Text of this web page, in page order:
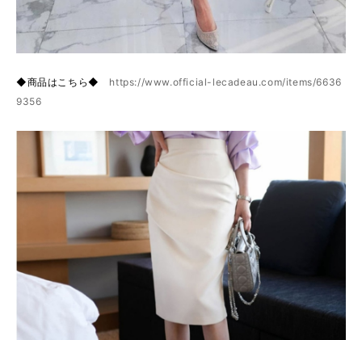
◆商品はこちら◆ https://www.official-lecadeau.com/items/6636
9356